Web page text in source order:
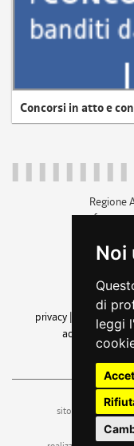
Noi
di
leggi
Concorsi in atto e
Regione
c.f.
privacy
cookie |note
accessibilità|
sito a cura dell'